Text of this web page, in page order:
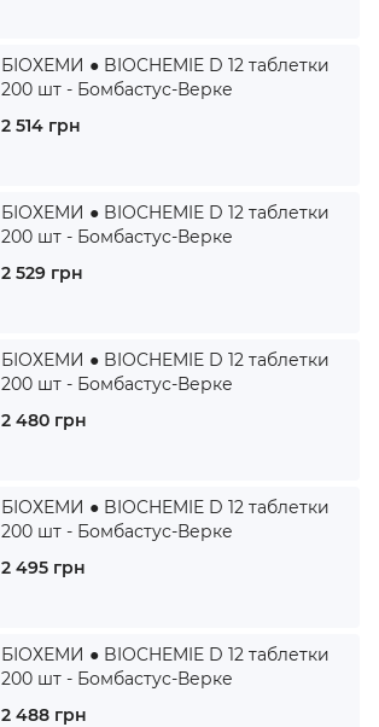
БІОХЕМИ ● BIOCHEMIE D 12 таблетки
200 шт - Бомбастус-Верке
2 514 грн
БІОХЕМИ ● BIOCHEMIE D 12 таблетки
200 шт - Бомбастус-Верке
2 529 грн
БІОХЕМИ ● BIOCHEMIE D 12 таблетки
200 шт - Бомбастус-Верке
2 480 грн
БІОХЕМИ ● BIOCHEMIE D 12 таблетки
200 шт - Бомбастус-Верке
2 495 грн
БІОХЕМИ ● BIOCHEMIE D 12 таблетки
200 шт - Бомбастус-Верке
2 488 грн